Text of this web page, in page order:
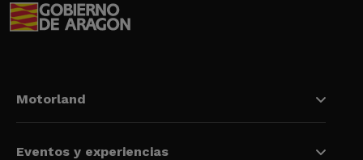
Motorland
Eventos y experiencias